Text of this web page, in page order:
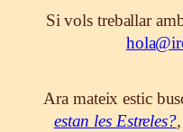
Si vols treballar
Ara mateix estic
estan les Estreles?,